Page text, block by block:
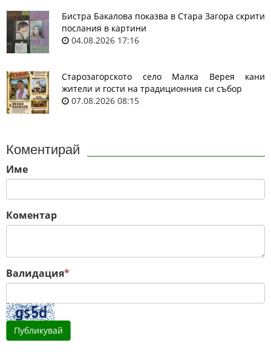
Бистра Бакалова показва в Стара Загора скрити
послания в картини
04.08.2026 17:16
Старозагорското село Малка Верея кани
жители и гости на традиционния си събор
07.08.2026 08:15
Коментирай
Име
Коментар
Валидация*